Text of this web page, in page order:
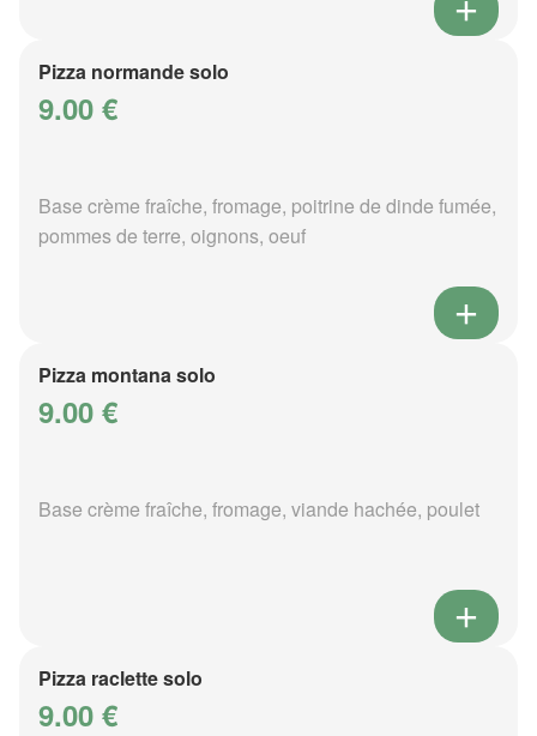
Pizza normande solo
9.00 €
Base crème fraîche, fromage, poitrine de dinde fumée,
pommes de terre, oignons, oeuf
Pizza montana solo
9.00 €
Base crème fraîche, fromage, viande hachée, poulet
Pizza raclette solo
9.00 €